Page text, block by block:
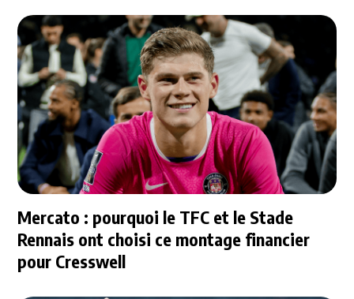
Mercato : pourquoi le TFC et le Stade
Rennais ont choisi ce montage financier
pour Cresswell